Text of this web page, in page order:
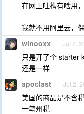
在网上吐槽有啥用
我就不用阿里云，
winooxx Jul 2,
只是开了个 starter
还是一样
apoclast Jul 2,
美国的商品是不含
一笔州税